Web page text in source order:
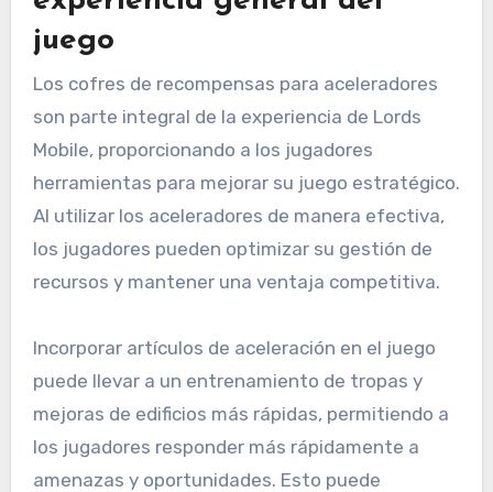
juego
Los cofres de recompensas para aceleradores
son parte integral de la experiencia de Lords
Mobile, proporcionando a los jugadores
herramientas para mejorar su juego estratégico.
Al utilizar los aceleradores de manera efectiva,
los jugadores pueden optimizar su gestión de
recursos y mantener una ventaja competitiva.
Incorporar artículos de aceleración en el juego
puede llevar a un entrenamiento de tropas y
mejoras de edificios más rápidas, permitiendo a
los jugadores responder más rápidamente a
amenazas y oportunidades. Esto puede